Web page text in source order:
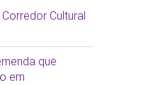
Cultural
que
em